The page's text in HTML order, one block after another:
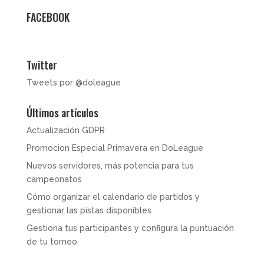
FACEBOOK
Twitter
Tweets por @doleague
Últimos artículos
Actualización GDPR
Promocion Especial Primavera en DoLeague
Nuevos servidores, más potencia para tus
campeonatos
Cómo organizar el calendario de partidos y
gestionar las pistas disponibles
Gestiona tus participantes y configura la puntuación
de tu torneo